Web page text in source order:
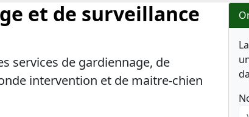
et de surveillance
services de gardiennage, de
intervention et de maitre-chien